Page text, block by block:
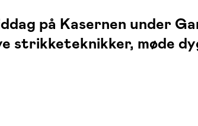
på Kasernen under
strikketeknikker, møde